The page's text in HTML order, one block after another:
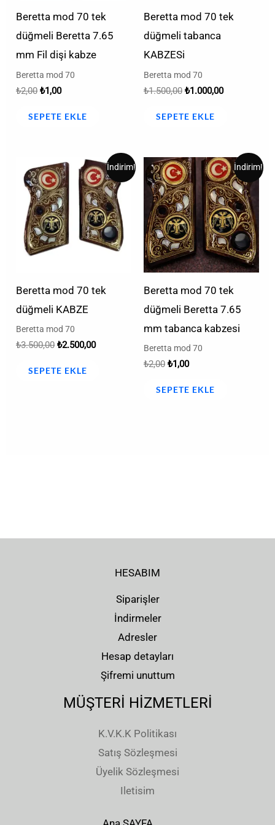
Beretta mod 70 tek
düğmeli Beretta 7.65
mm Fil dişi kabze
Beretta mod 70
₺2,00 ₺1,00
SEPETE EKLE
Beretta mod 70 tek
düğmeli tabanca
KABZESi
Beretta mod 70
₺1.500,00 ₺1.000,00
SEPETE EKLE
İndirim!
Beretta mod 70 tek
düğmeli KABZE
Beretta mod 70
₺3.500,00
Orijinal
fiyat:
₺3.500,00.
₺2.500,00
Şu
andaki
fiyat:
₺2.500,00.
SEPETE EKLE
İndirim!
Beretta mod 70 tek
düğmeli Beretta 7.65
mm tabanca kabzesi
Beretta mod 70
₺2,00
Orijinal
fiyat:
₺2,00.
₺1,00
Şu
andaki
fiyat:
₺1,00.
SEPETE EKLE
HESABIM
Siparişler
İndirmeler
Adresler
Hesap detayları
Şifremi unuttum
MÜŞTERİ HİZMETLERİ
K.V.K.K Politikası
Satış Sözleşmesi
Üyelik Sözleşmesi
Iletisim